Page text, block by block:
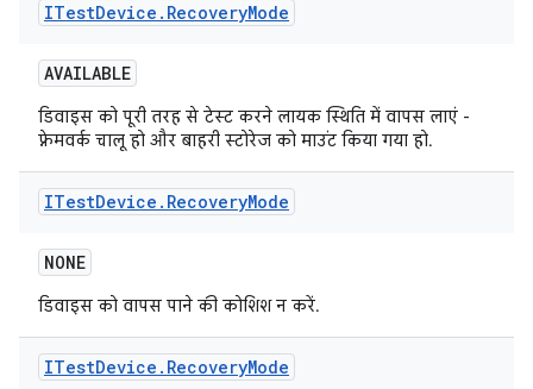
ITestDevice . RecoveryMode
AVAILABLE
डिवाइस को पूरी तरह से टेस्ट करने लायक स्थिति में वापस लाएं -
फ़्रेमवर्क चालू हो और बाहरी स्टोरेज को माउंट किया गया हो.
ITestDevice . RecoveryMode
NONE
डिवाइस को वापस पाने की कोशिश न करें.
ITestDevice . RecoveryMode